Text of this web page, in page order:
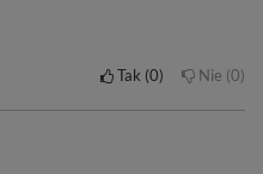
Tak 0 Nie 0